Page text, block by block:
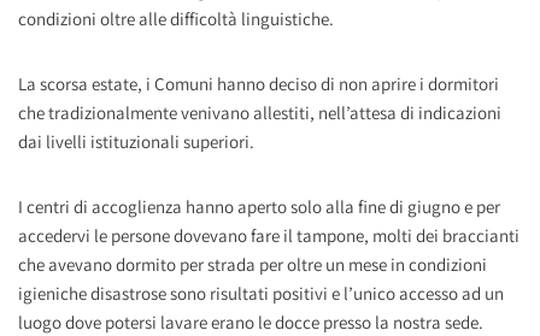
condizioni oltre alle difficoltà linguistiche.
La scorsa estate, i Comuni hanno deciso di non aprire i dormitori
che tradizionalmente venivano allestiti, nell’attesa di indicazioni
dai livelli istituzionali superiori.
I centri di accoglienza hanno aperto solo alla fine di giugno e per
accedervi le persone dovevano fare il tampone, molti dei braccianti
che avevano dormito per strada per oltre un mese in condizioni
igieniche disastrose sono risultati positivi e l’unico accesso ad un
luogo dove potersi lavare erano le docce presso la nostra sede.